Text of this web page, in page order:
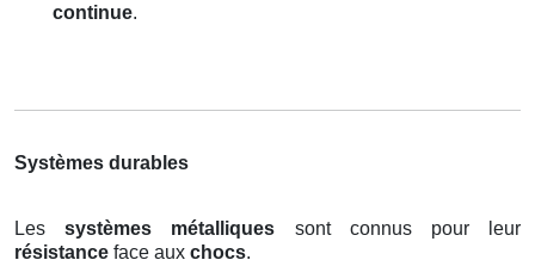
continue.
Systèmes durables
Lessystèmes métalliques sont connus pour leur
résistance face aux chocs.